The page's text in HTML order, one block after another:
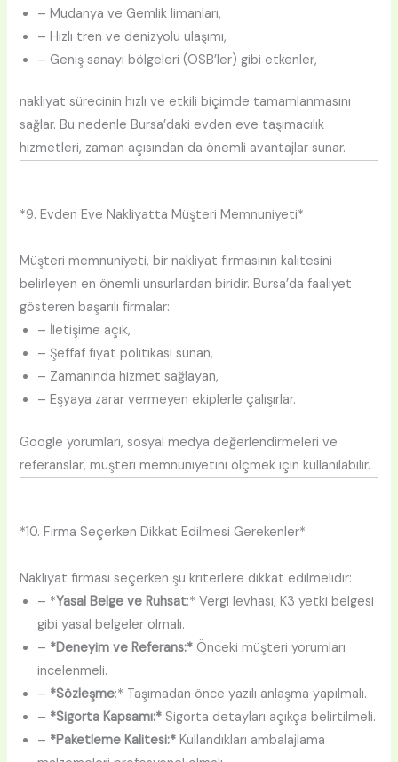
– Mudanya ve Gemlik limanları,
– Hızlı tren ve denizyolu ulaşımı,
– Geniş sanayi bölgeleri (OSB’ler) gibi etkenler,
nakliyat sürecinin hızlı ve etkili biçimde tamamlanmasını
sağlar. Bu nedenle Bursa’daki evden eve taşımacılık
hizmetleri, zaman açısından da önemli avantajlar sunar.
*9. Evden Eve Nakliyatta Müşteri Memnuniyeti*
Müşteri memnuniyeti, bir nakliyat firmasının kalitesini
belirleyen en önemli unsurlardan biridir. Bursa’da faaliyet
gösteren başarılı firmalar:
– İletişime açık,
– Şeffaf fiyat politikası sunan,
– Zamanında hizmet sağlayan,
– Eşyaya zarar vermeyen ekiplerle çalışırlar.
Google yorumları, sosyal medya değerlendirmeleri ve
referanslar, müşteri memnuniyetini ölçmek için kullanılabilir.
*10. Firma Seçerken Dikkat Edilmesi Gerekenler*
Nakliyat firması seçerken şu kriterlere dikkat edilmelidir:
– *Yasal Belge ve Ruhsat:* Vergi levhası, K3 yetki belgesi
gibi yasal belgeler olmalı.
– *Deneyim ve Referans:* Önceki müşteri yorumları
incelenmeli.
– *Sözleşme:* Taşımadan önce yazılı anlaşma yapılmalı.
– *Sigorta Kapsamı:* Sigorta detayları açıkça belirtilmeli.
– *Paketleme Kalitesi:* Kullandıkları ambalajlama